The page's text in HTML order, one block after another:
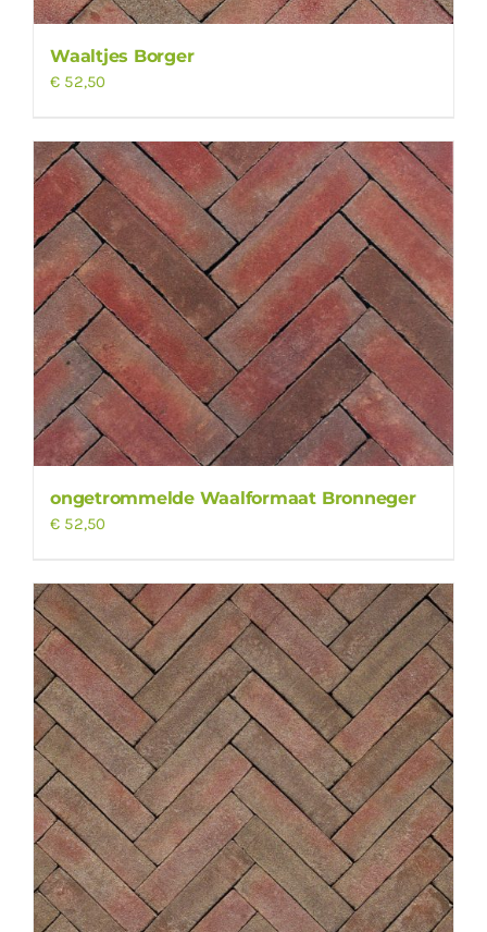
Waaltjes Borger
€ 52,50
ongetrommelde Waalformaat Bronneger
€ 52,50